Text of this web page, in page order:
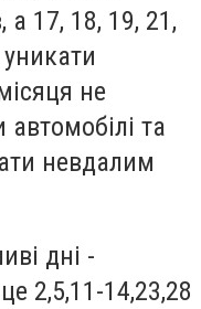
а 17, 18, 19, 21,
не
та
невдалим
дні -
2,5,11-14,23,28